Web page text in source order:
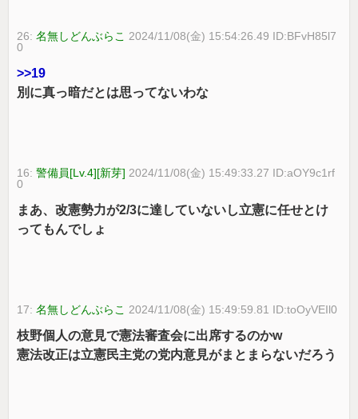
26:名無しどんぶらこ 2024/11/08(金) 15:54:26.49 ID:BFvH85l7
0
>>19
別に真っ暗だとは思ってないわな
16:警備員[Lv.4][新芽] 2024/11/08(金) 15:49:33.27 ID:aOY9c1rf
0
まあ、改憲勢力が2/3に達していないし立憲に任せとけ
ってもんでしょ
17:名無しどんぶらこ 2024/11/08(金) 15:49:59.81 ID:toOyVEIl0
枝野個人の意見で憲法審査会に出席するのかw
憲法改正は立憲民主党の党内意見がまとまらないだろう